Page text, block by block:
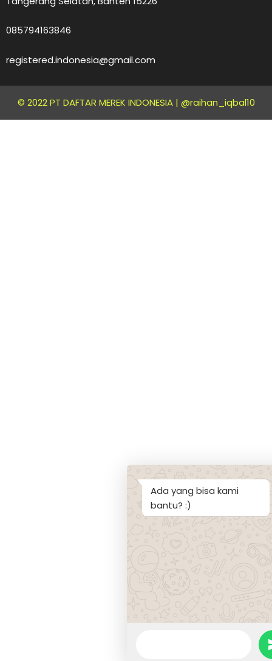
085794163846
registered.indonesia@gmail.com
© 2022 PT DAFTAR MEREK INDONESIA | @raihan_iqbal10
Ada yang bisa kami
bantu? :)